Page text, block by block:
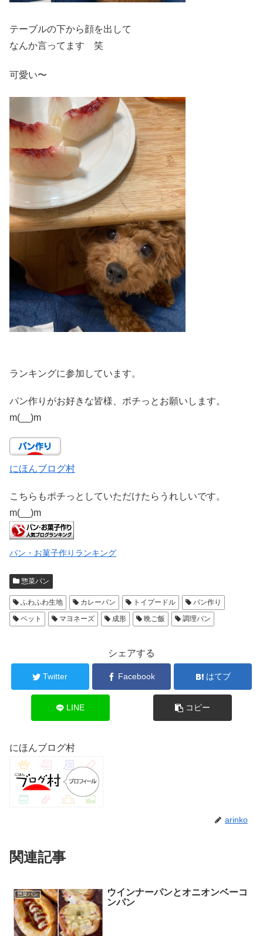
テーブルの下から顔を出して
なんか言ってます 笑
可愛い〜
ランキングに参加しています。
パン作りがお好きな皆様、ポチっとお願いします。
m(__)m
にほんブログ村
こちらもポチっとしていただけたらうれしいです。
m(__)m
パン・お菓子作りランキング
惣菜パン
ふわふわ生地 カレーパン トイプードル
パン作り
ペット
マヨネーズ 成形 晩ご飯 調理パン
シェアする
Twitter Facebook はてブ
LINE コピー
にほんブログ村
arinko
関連記事
惣菜パン
ウインナーパンとオニオンベーコ
ンパン